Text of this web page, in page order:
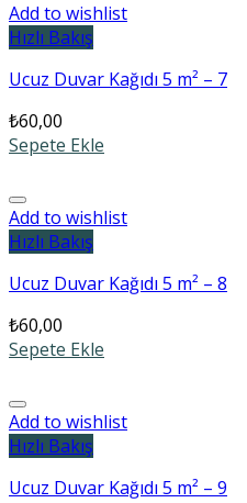
Add to wishlist
Hızlı Bakış
Ucuz Duvar Kağıdı 5 m² – 7
₺60,00
Sepete Ekle
Add to wishlist
Hızlı Bakış
Ucuz Duvar Kağıdı 5 m² – 8
₺60,00
Sepete Ekle
Add to wishlist
Hızlı Bakış
Ucuz Duvar Kağıdı 5 m² – 9